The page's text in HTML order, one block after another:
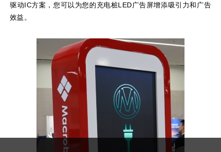
驱动IC方案，您可以为您的充电桩LED广告屏增添吸引力和广告
效益。